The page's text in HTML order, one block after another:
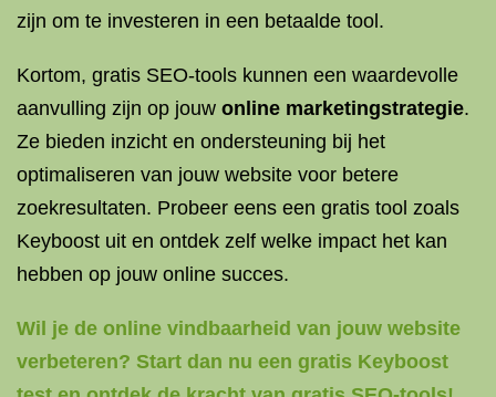
zijn om te investeren in een betaalde tool.
Kortom, gratis SEO-tools kunnen een waardevolle
aanvulling zijn op jouw online marketingstrategie.
Ze bieden inzicht en ondersteuning bij het
optimaliseren van jouw website voor betere
zoekresultaten. Probeer eens een gratis tool zoals
Keyboost uit en ontdek zelf welke impact het kan
hebben op jouw online succes.
Wil je de online vindbaarheid van jouw website
verbeteren? Start dan nu een gratis Keyboost